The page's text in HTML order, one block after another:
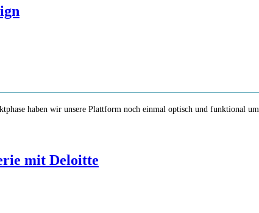
haben wir unsere Plattform noch einmal optisch und funktional
mit Deloitte